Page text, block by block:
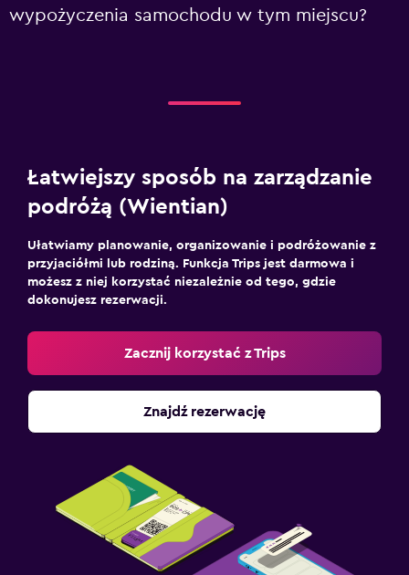
wypożyczenia samochodu w tym miejscu?
Łatwiejszy sposób na zarządzanie
podróżą (Wientian)
Ułatwiamy planowanie, organizowanie i podróżowanie z
przyjaciółmi lub rodziną. Funkcja Trips jest darmowa i
możesz z niej korzystać niezależnie od tego, gdzie
dokonujesz rezerwacji.
Zacznij korzystać z Trips
Znajdź rezerwację